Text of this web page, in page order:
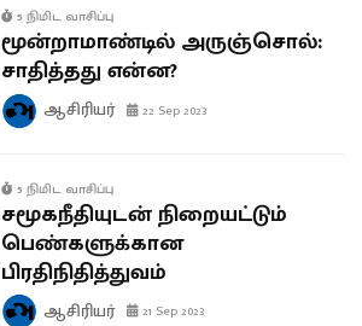
5 நிமிட வாசிப்பு
மூன்றாமாண்டில் அருஞ்சொல்:
சாதித்தது என்ன?
ஆசிரியர் 22 Sep 2023
5 நிமிட வாசிப்பு
சமூகநீதியுடன் நிறையட்டும்
பெண்களுக்கான
பிரதிநிதித்துவம்
ஆசிரியர் 21 Sep 2023